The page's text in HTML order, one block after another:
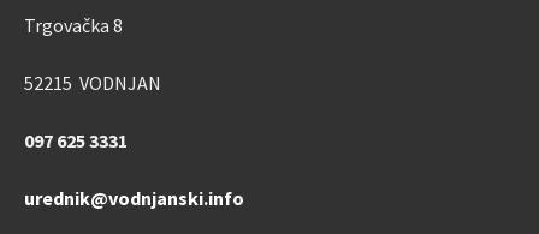
Trgovačka 8
52215 VODNJAN
097 625 3331
urednik@vodnjanski.info